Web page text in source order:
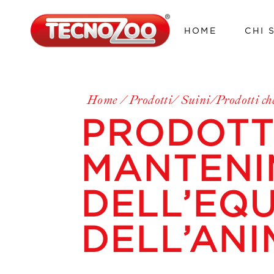
HOME CHI
Home Prodotti Suini Prodotti